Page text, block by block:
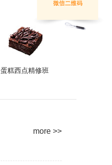
法式甜点创业班
火爆的专业
蛋糕西点精修班
火爆的专业more >>